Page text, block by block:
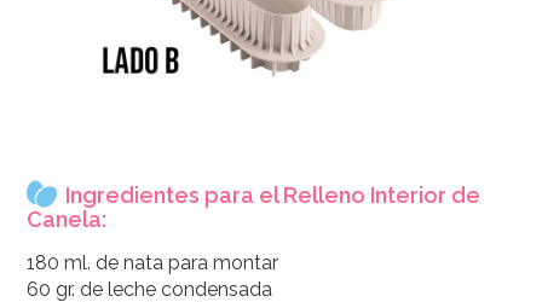
Ingredientes para el Relleno Interior de
Canela:
180 ml. de nata para montar
60 gr. de leche condensada